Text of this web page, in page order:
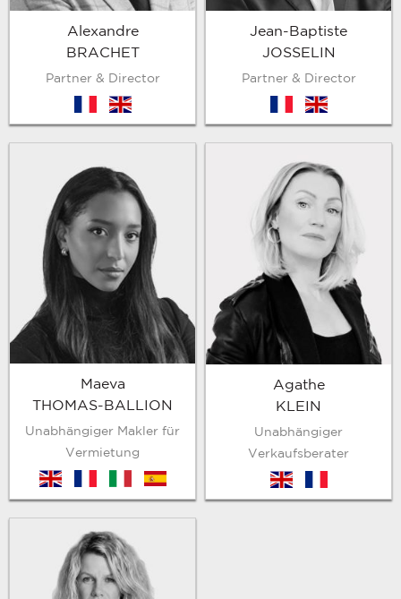
Alexandre
BRACHET
Partner & Director
en
Jean-Baptiste
JOSSELIN
Partner & Director
en
Maeva
THOMAS-BALLION
Unabhängiger Makler für
Vermietung
en es
Agathe
KLEIN
Unabhängiger
Verkaufsberater
en